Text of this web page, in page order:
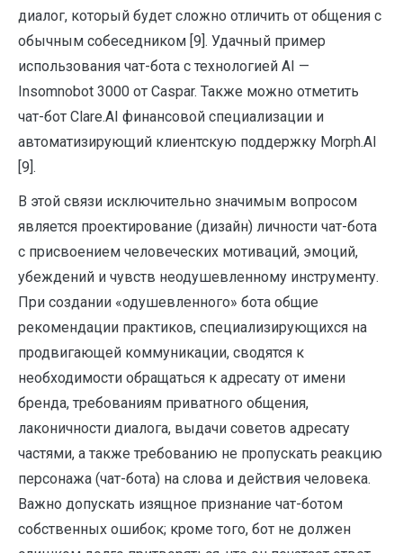
диалог, который будет сложно отличить от общения с
обычным собеседником [9]. Удачный пример
использования чат-бота с технологией AI —
Insomnobot 3000 от Caspar. Также можно отметить
чат-бот Clare.AI финансовой специализации и
автоматизирующий клиентскую поддержку Morph.AI
[9].
В этой связи исключительно значимым вопросом
является проектирование (дизайн) личности чат-бота
с присвоением человеческих мотиваций, эмоций,
убеждений и чувств неодушевленному инструменту.
При создании «одушевленного» бота общие
рекомендации практиков, специализирующихся на
продвигающей коммуникации, сводятся к
необходимости обращаться к адресату от имени
бренда, требованиям приватного общения,
лаконичности диалога, выдачи советов адресату
частями, а также требованию не пропускать реакцию
персонажа (чат-бота) на слова и действия человека.
Важно допускать изящное признание чат-ботом
собственных ошибок; кроме того, бот не должен